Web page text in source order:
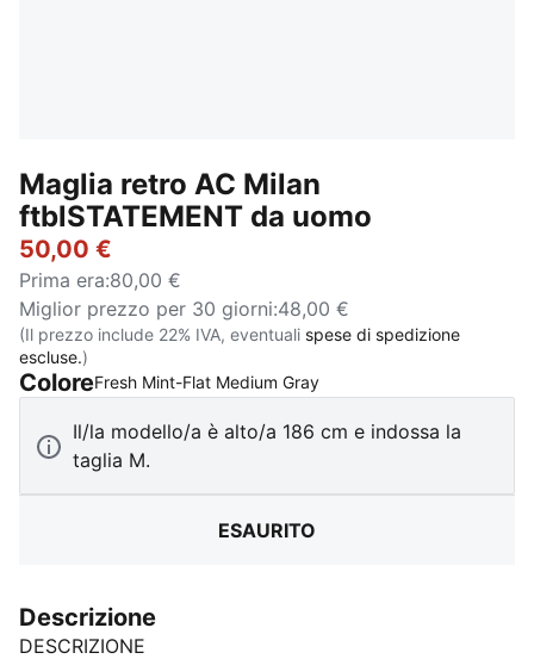
Maglia retro AC Milan
ftblSTATEMENT da uomo
50,00 €
Prima era:80,00 €
Miglior prezzo per 30 giorni:48,00 €
(Il prezzo include 22% IVA, eventuali spese di spedizione
escluse.)
ColoreFresh Mint-Flat Medium Gray:
Il/la modello/a è alto/a 186 cm e indossa la
taglia M.
ESAURITO
Descrizione
DESCRIZIONE